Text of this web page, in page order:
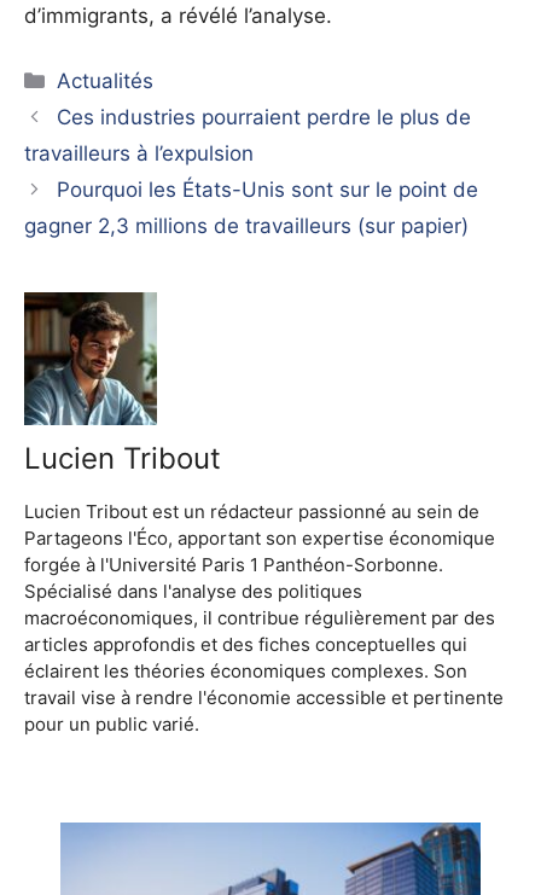
d’immigrants, a révélé l’analyse.
Catégories
Actualités
Ces industries pourraient perdre le plus de
travailleurs à l’expulsion
Pourquoi les États-Unis sont sur le point de
gagner 2,3 millions de travailleurs (sur papier)
Lucien Tribout
Lucien Tribout est un rédacteur passionné au sein de
Partageons l'Éco, apportant son expertise économique
forgée à l'Université Paris 1 Panthéon-Sorbonne.
Spécialisé dans l'analyse des politiques
macroéconomiques, il contribue régulièrement par des
articles approfondis et des fiches conceptuelles qui
éclairent les théories économiques complexes. Son
travail vise à rendre l'économie accessible et pertinente
pour un public varié.